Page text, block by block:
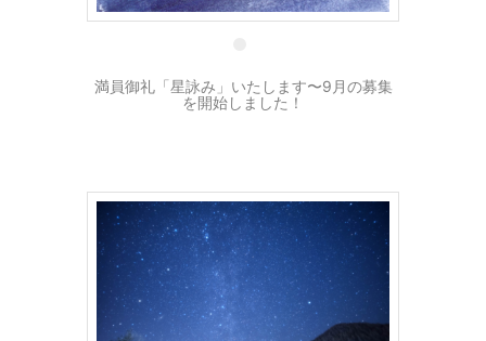
満員御礼「星詠み」いたします〜9月の募集
を開始しました！